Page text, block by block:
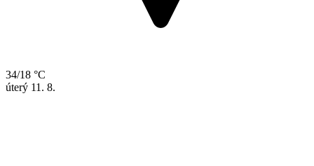
34/18 °C
úterý 11. 8.